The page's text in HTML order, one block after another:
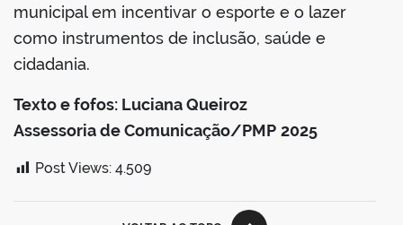
municipal em incentivar o esporte e o lazer
como instrumentos de inclusão, saúde e
cidadania.
Texto e fofos: Luciana Queiroz
Assessoria de Comunicação/PMP 2025
Post Views: 4.509